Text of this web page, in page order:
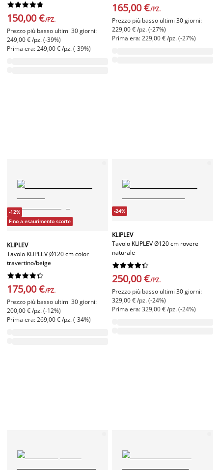






150,00 €/PZ.
Prezzo più basso ultimi 30 giorni:
249,00 € /pz. (-39%)
Prima era: 249,00 € /pz. (-39%)
165,00 €/PZ.
Prezzo più basso ultimi 30 giorni:
229,00 € /pz. (-27%)
Prima era: 229,00 € /pz. (-27%)
-12%
Fino a esaurimento scorte
KLIPLEV
Tavolo KLIPLEV Ø120 cm color
travertino/beige






175,00 €/PZ.
Prezzo più basso ultimi 30 giorni:
200,00 € /pz. (-12%)
Prima era: 269,00 € /pz. (-34%)
-24%
KLIPLEV
Tavolo KLIPLEV Ø120 cm rovere
naturale






250,00 €/PZ.
Prezzo più basso ultimi 30 giorni:
329,00 € /pz. (-24%)
Prima era: 329,00 € /pz. (-24%)